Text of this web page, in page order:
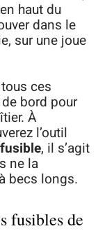
haut du
dans le
sur une joue
ces
bord pour
À
l’outil
, il s’agit
ne la
becs longs.
fusibles de